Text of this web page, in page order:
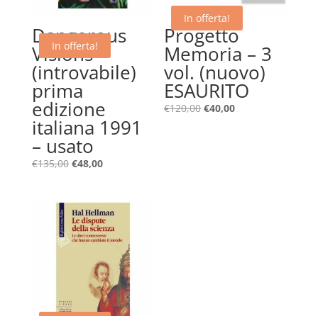
In offerta!
Dangerous
Visions –
(introvabile)
prima
edizione
italiana 1991
– usato
€135,00 Il
era:
€135,00.
€48,00Il
è:
€48,00.
In offerta!
Progetto
Memoria – 3
vol. (nuovo)
ESAURITO
€120,00 Il
€40,00Il